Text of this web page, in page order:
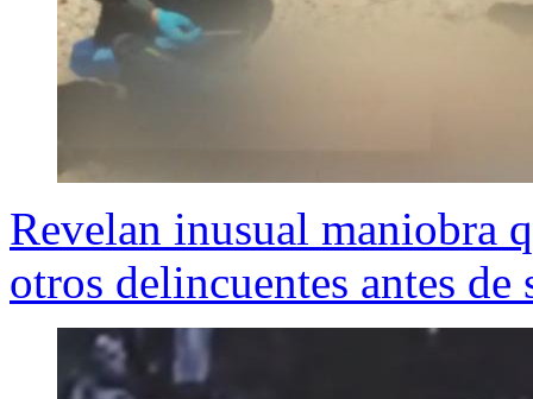
Revelan inusual maniobra
otros delincuentes antes